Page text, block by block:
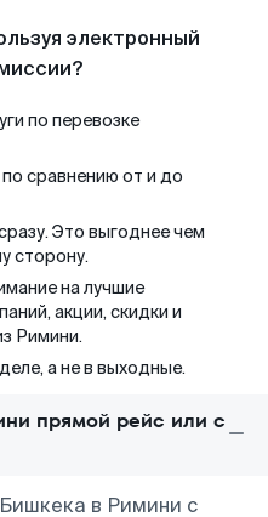
электронный
по перевозке
сравнению от и до
Это выгоднее чем
сторону.
на лучшие
акции, скидки и
Римини.
а не в выходные.
прямой рейс или с
в Римини с